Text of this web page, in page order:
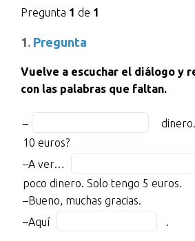
Pregunta 1 de 1
1. Pregunta
Vuelve a escuchar el diálogo y
con las palabras que faltan.
BLANK
of
3
dinero.
¿Puedes
– Fill
in
blank
1
of
3
10 euros?
–A ver…
Fill
in
blank
2
poco dinero. Solo tengo 5 euros.
–Bueno, muchas gracias.
–Aquí Fill
in
.